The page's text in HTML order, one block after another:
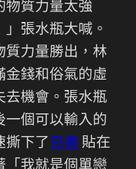
物質力量太強
張水瓶大喊。
質力量勝出，林
金錢和俗氣的虛
去機會。張水瓶
一個可以輸入的
撕下了 包養 貼在